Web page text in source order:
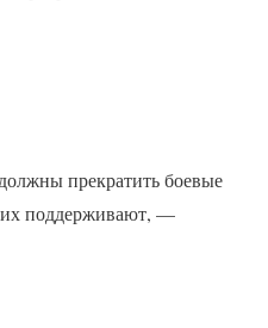
прекратить боевые
их поддерживают, —